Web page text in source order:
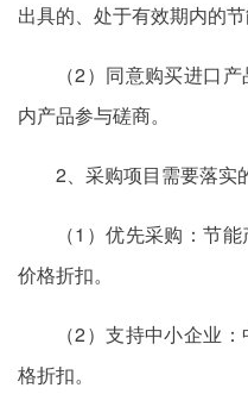
出具的、处于有效期内的节
（2）同意购买进口
内产品参与磋商。
2、采购项目需要落实
（1）优先采购：节
价格折扣。
（2）支持中小企业
格折扣。